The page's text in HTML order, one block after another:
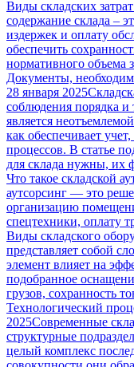
Виды складских затрат
содержание склада –
издержек и оплату
обеспечить
нормативного объема
Документы,
28 января 2025
соблюдения порядка и
является
как обеспечивает
процессов. В статье
для склада нужны, их
Что такое складской
аутсорсинг — это
организацию
спецтехники, оплату
Виды складского
представляет собой
элемент влияет на
подобранное
грузов, сохранность
Технологический
2025Современные
структурные
целый комплекс